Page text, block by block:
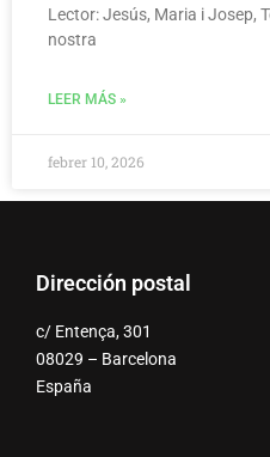
Lector: Jesús, Maria i Josep,
nostra
LEER MÁS »
febrer 10, 2026
Dirección postal
c/ Entença, 301
08029 – Barcelona
España